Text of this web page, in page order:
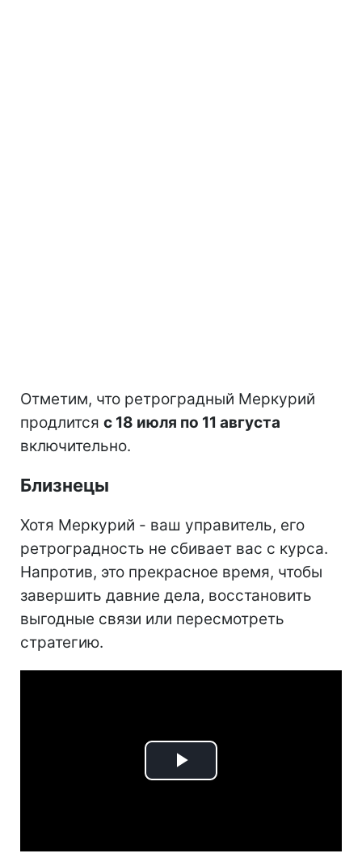
Отметим, что ретроградный Меркурий
продлится с 18 июля по 11 августа
включительно.
Близнецы
Хотя Меркурий - ваш управитель, его
ретроградность не сбивает вас с курса.
Напротив, это прекрасное время, чтобы
завершить давние дела, восстановить
выгодные связи или пересмотреть
стратегию.
Play